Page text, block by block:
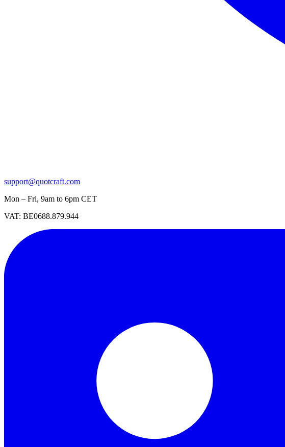
support@quotcraft.com
Mon – Fri, 9am to 6pm CET
VAT: BE0688.879.944